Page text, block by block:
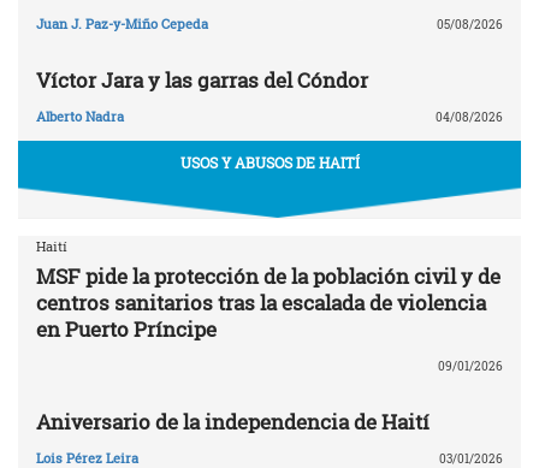
Juan J. Paz-y-Miño Cepeda 05/08/2026
Víctor Jara y las garras del Cóndor
Alberto Nadra 04/08/2026
USOS Y ABUSOS DE HAITÍ
Haití
MSF pide la protección de la población civil y de
centros sanitarios tras la escalada de violencia
en Puerto Príncipe
09/01/2026
Aniversario de la independencia de Haití
Lois Pérez Leira 03/01/2026